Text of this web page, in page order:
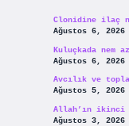
Clonidine ilaç
Ağustos 6, 2026
Kuluçkada nem
Ağustos 6, 2026
Avcılık ve
Ağustos 5, 2026
Allah’ın ikinci
Ağustos 3, 2026